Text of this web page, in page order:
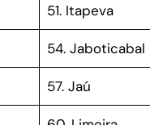
51. Itapeva
54. Jaboticabal
57. Jaú